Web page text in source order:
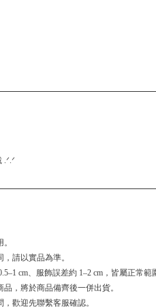
請以實品為準。
cm、服飾誤差約 1–2 cm，皆屬正常範
，將於商品備齊後一併出貨。
歡迎先聯繫客服確認。